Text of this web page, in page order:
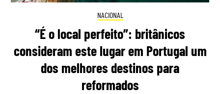
NACIONAL
“É o local perfeito”: britânicos
consideram este lugar em Portugal um
dos melhores destinos para
reformados